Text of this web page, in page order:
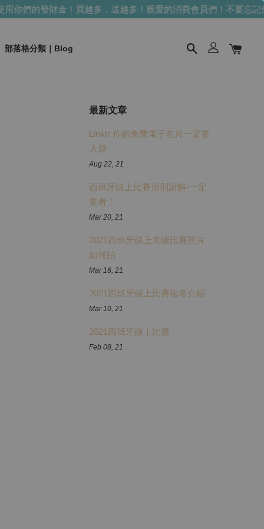
們的發財金！買越多，送越多！親愛的消費會員們！不要忘記
部落格分類｜Blog
最新文章
Linktr 你的免費電子名片一定要
入袋
Aug 22, 21
西班牙線上比賽規則講解-一定
要看！
Mar 20, 21
2021西班牙線上美睫比賽照片
如何拍
Mar 16, 21
2021西班牙線上比賽報名介紹
Mar 10, 21
2021西班牙線上比賽
Feb 08, 21